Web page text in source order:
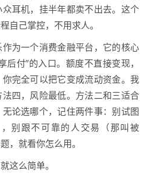
耳机，挂半年都卖不出去。这个
自己掌控，不用求人。
为一个消费金融平台，它的核心
后付”的入口。额度不直接变现，
完全可以把它变成流动资金。我
四，风险最低。方法二和三适合
论选哪个，记住两件事：别试图
别跟不可靠的人交易（那叫被
，就看你怎么用。
这么简单。